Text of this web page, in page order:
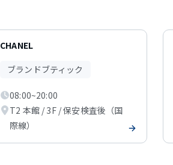
CHANEL
ブランドブティック
08:00~20:00
T2 本館 / 3F / 保安検査後（国
際線）